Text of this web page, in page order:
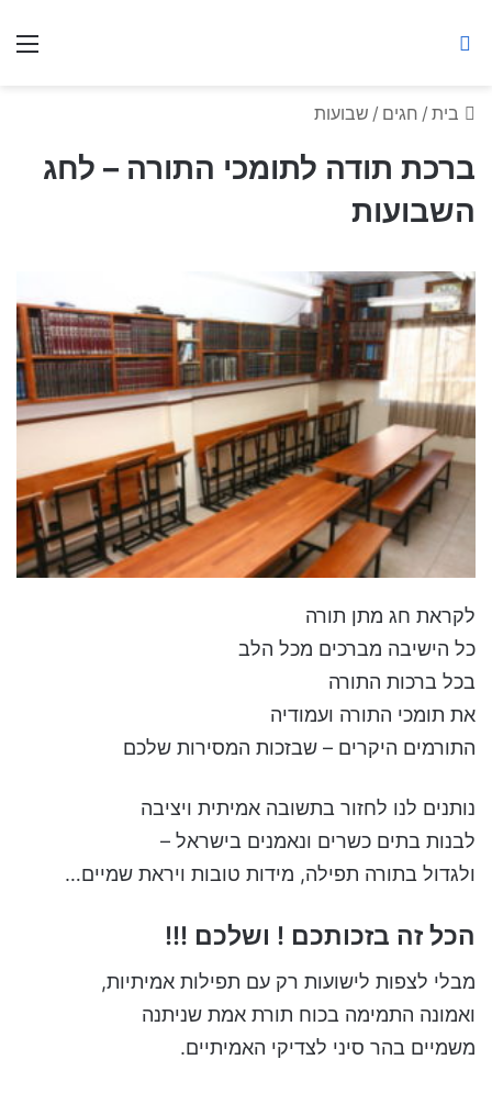
בית / חגים / שבועות
ברכת תודה לתומכי התורה – לחג
השבועות
לקראת חג מתן תורה
כל הישיבה מברכים מכל הלב
בכל ברכות התורה
את תומכי התורה ועמודיה
התורמים היקרים – שבזכות המסירות שלכם
נותנים לנו לחזור בתשובה אמיתית ויציבה
לבנות בתים כשרים ונאמנים בישראל –
ולגדול בתורה תפילה, מידות טובות ויראת שמיים…
הכל זה בזכותכם ! ושלכם !!!
מבלי לצפות לישועות רק עם תפילות אמיתיות,
ואמונה התמימה בכוח תורת אמת שניתנה
משמיים בהר סיני לצדיקי האמיתיים.